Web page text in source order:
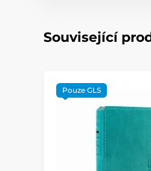
Související
Pouze GLS